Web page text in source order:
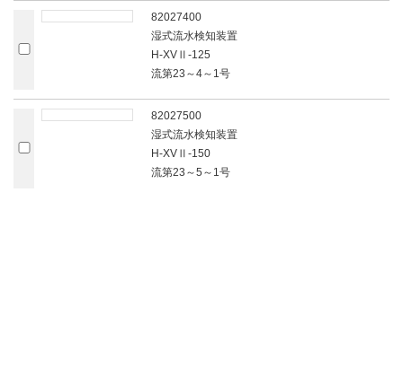
82027400
湿式流水検知装置
H-XVⅡ‐125
流第23～4～1号
82027500
湿式流水検知装置
H-XVⅡ‐150
流第23～5～1号